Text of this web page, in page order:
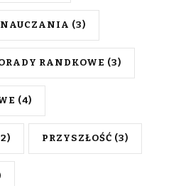
(3)
RANDKOWE (3)
(4)
PRZYSZŁOŚĆ (3)